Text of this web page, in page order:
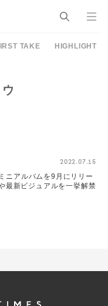
TAKE HIGHLIGHT
2022.07.15
ニアルバムを9月にリリー
最新ビジュアルを一挙解禁